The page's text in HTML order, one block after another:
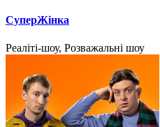
СуперЖінка
Реаліті-шоу, Розважальні шоу